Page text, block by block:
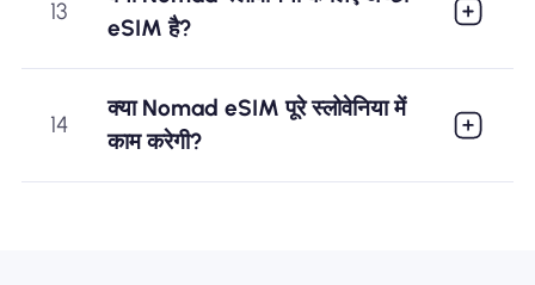
13
eSIM है?
14
क्या Nomad eSIM पूरे स्लोवेनिया में
काम करेगी?